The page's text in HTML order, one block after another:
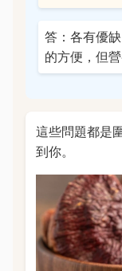
答：各有優
的方便，但
這些問題都是
到你。